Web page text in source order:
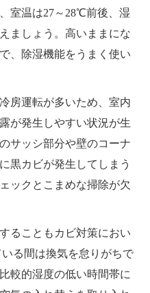
室温は27～28℃前後、湿
ましょう。高いままにな
、除湿機能をうまく使い
房運転が多いため、室内
が発生しやすい状況が生
サッシ部分や壁のコーナ
黒カビが発生してしまう
ックとこまめな掃除が欠
ることもカビ対策におい
る間は換気を怠りがちで
較的湿度の低い時間帯に